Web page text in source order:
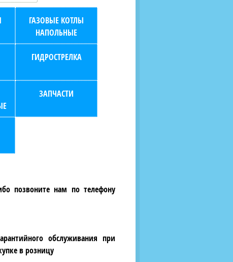
ГАЗОВЫЕ КОТЛЫ
НАПОЛЬНЫЕ
ГИДРОСТРЕЛКА
ЗАПЧАСТИ
позвоните нам по телефону
обслуживания при
в розницу